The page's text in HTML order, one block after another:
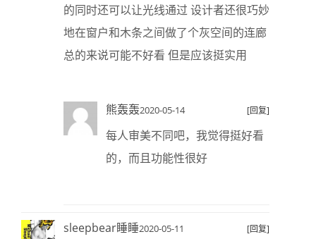
的同时还可以让光线通过 设计者还很巧妙
地在窗户和木条之间做了个灰空间的连廊
总的来说可能不好看 但是应该挺实用
熊轰轰2020-05-14 [回复]
每人审美不同吧，我觉得挺好看
的，而且功能性很好
sleepbear睡睡2020-05-11 [回复]